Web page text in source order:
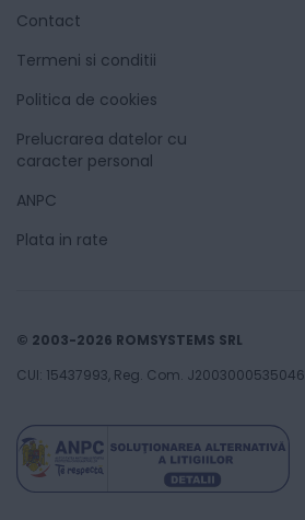
Contact
Termeni si conditii
Politica de cookies
Prelucrarea datelor cu
caracter personal
ANPC
Plata in rate
© 2003-2026 ROMSYSTEMS SRL
CUI: 15437993, Reg. Com. J2003000535046